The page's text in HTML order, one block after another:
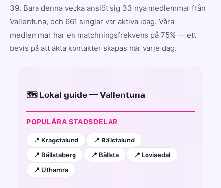
39. Bara denna vecka anslöt sig 33 nya medlemmar från
Vallentuna, och 661 singlar var aktiva idag. Våra
medlemmar har en matchningsfrekvens på 75% — ett
bevis på att äkta kontakter skapas här varje dag.
🗺️ Lokal guide — Vallentuna
POPULÄRA STADSDELAR
📍 Kragstalund
📍 Bällstalund
📍 Bällstaberg
📍 Bällsta
📍 Lovisedal
📍 Uthamra